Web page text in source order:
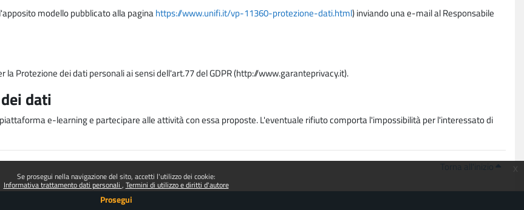
Se prosegui nella navigazione del sito, accetti l'utilizzo dei cookie:
Informativa trattamento dati personali Termini di utilizzo e diritti d'autore
Prosegui
modello pubblicato alla paginahttps://www.unifi.it/vp-11360-protezione-dati.html) inviando una e-mail al Responsabile
Protezione dei dati personali ai sensi dell'art.77 del GDPR (http://www.garanteprivacy.it).
dati
e-learning e partecipare alle attività con essa proposte. L'eventuale rifiuto comporta l'impossibilità per l'interessato di
Torna all'inizio